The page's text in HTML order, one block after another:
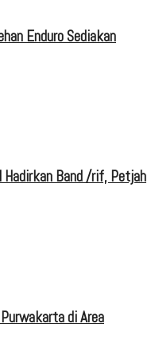
Enduro Sediakan
Hadirkan Band /rif, Petjah
di Area